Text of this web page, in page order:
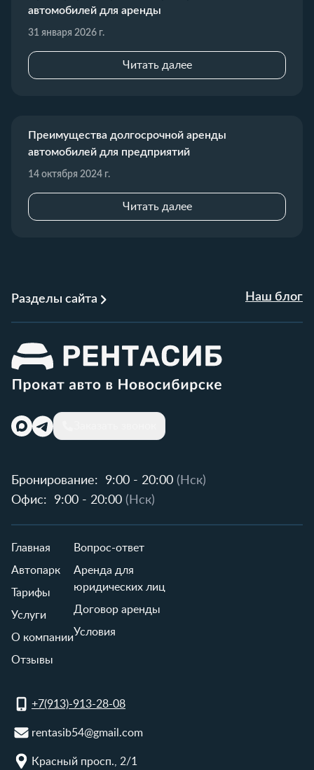
автомобилей для аренды
31 января 2026 г.
Читать далее
Преимущества долгосрочной аренды
автомобилей для предприятий
14 октября 2024 г.
Читать далее
Разделы сайта Наш блог
Бронирование: 9:00 - 20:00 (Нск)
Офис:
9:00 - 20:00 (Нск)
Главная
Автопарк
Тарифы
Услуги
О компании
Отзывы
Вопрос-ответ
Аренда для
юридических лиц
Договор аренды
Условия
+7(913)-913-28-08
rentasib54@gmail.com
Красный просп., 2/1